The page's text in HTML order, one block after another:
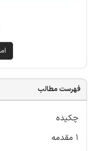
فهرست مطالب
چکیده
1 مقدمه